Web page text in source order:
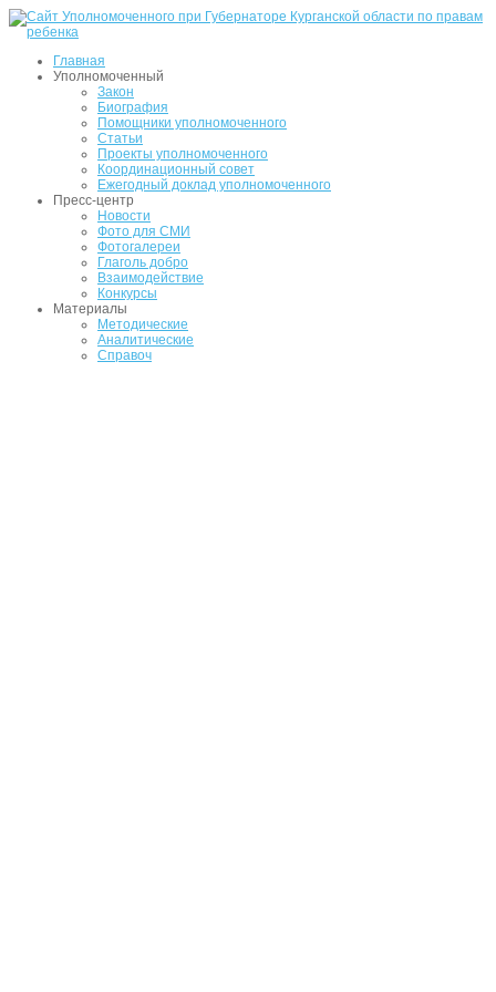
Главная
Уполномоченный
Закон
Биография
Помощники уполномоченного
Статьи
Проекты уполномоченного
Координационный совет
Ежегодный доклад уполномоченного
Пресс-центр
Новости
Фото для СМИ
Фотогалереи
Глаголь добро
Взаимодействие
Конкурсы
Материалы
Методические
Аналитические
Справоч